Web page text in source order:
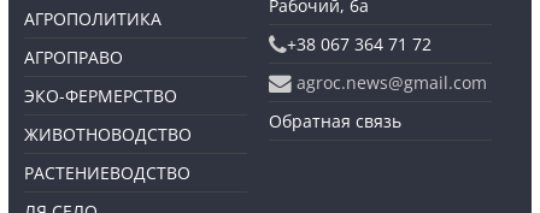
АГРОПОЛИТИКА
АГРОПРАВО
ЭКО-ФЕРМЕРСТВО
ЖИВОТНОВОДСТВО
РАСТЕНИЕВОДСТВО
Рабочий, 6а
+38 067 364 71 72
agroc.news@gmail.com
Обратная связь